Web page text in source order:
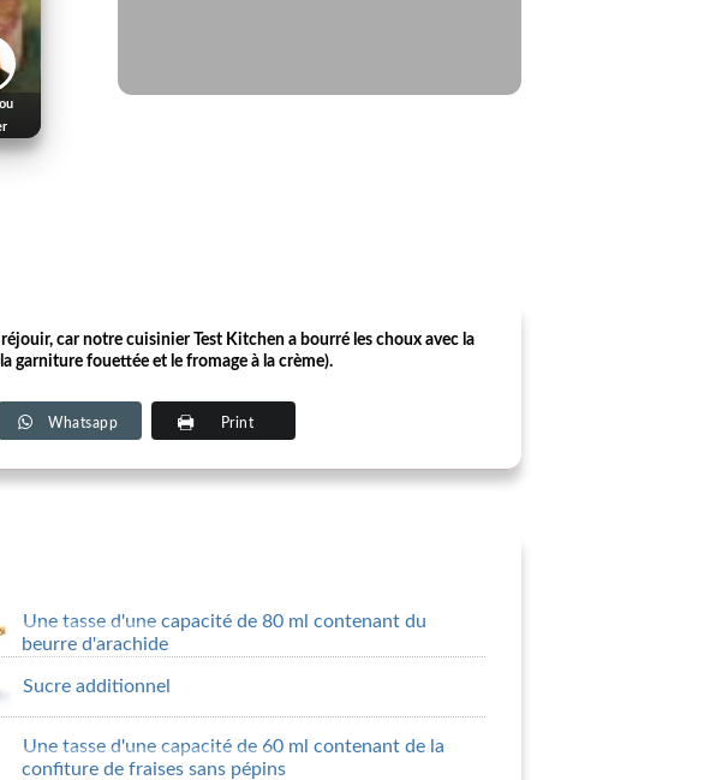
car notre cuisinier Test Kitchen a bourré les choux avec la
garniture fouettée et le fromage à la crème).
Whatsapp Print
Une tasse d'une capacité de 80 ml contenant du
beurre d'arachide
Sucre additionnel
Une tasse d'une capacité de 60 ml contenant de la
confiture de fraises sans pépins